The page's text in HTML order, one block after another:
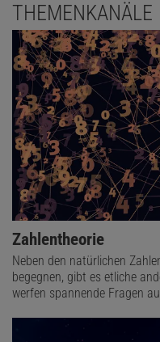
THEMENKANÄLE
Zahlentheorie
Neben den natürlichen
begegnen, gibt es etliche
werfen spannende Fragen